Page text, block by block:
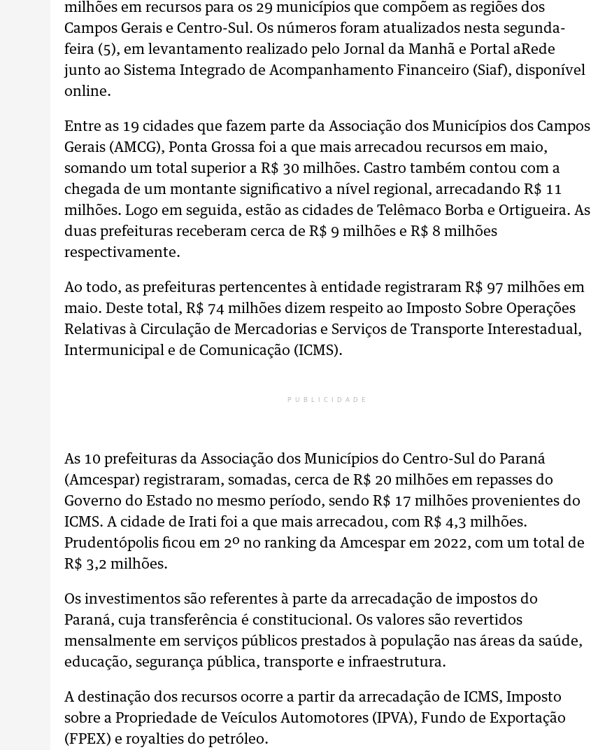
milhões em recursos para os 29 municípios que compõem as regiões dos
Campos Gerais e Centro-Sul. Os números foram atualizados nesta segunda-
feira (5), em levantamento realizado pelo Jornal da Manhã e Portal aRede
junto ao Sistema Integrado de Acompanhamento Financeiro (Siaf), disponível
online.
Entre as 19 cidades que fazem parte da Associação dos Municípios dos Campos
Gerais (AMCG), Ponta Grossa foi a que mais arrecadou recursos em maio,
somando um total superior a R$ 30 milhões. Castro também contou com a
chegada de um montante significativo a nível regional, arrecadando R$ 11
milhões. Logo em seguida, estão as cidades de Telêmaco Borba e Ortigueira. As
duas prefeituras receberam cerca de R$ 9 milhões e R$ 8 milhões
respectivamente.
Ao todo, as prefeituras pertencentes à entidade registraram R$ 97 milhões em
maio. Deste total, R$ 74 milhões dizem respeito ao Imposto Sobre Operações
Relativas à Circulação de Mercadorias e Serviços de Transporte Interestadual,
Intermunicipal e de Comunicação (ICMS).
PUBLICIDADE
As 10 prefeituras da Associação dos Municípios do Centro-Sul do Paraná
(Amcespar) registraram, somadas, cerca de R$ 20 milhões em repasses do
Governo do Estado no mesmo período, sendo R$ 17 milhões provenientes do
ICMS. A cidade de Irati foi a que mais arrecadou, com R$ 4,3 milhões.
Prudentópolis ficou em 2º no ranking da Amcespar em 2022, com um total de
R$ 3,2 milhões.
Os investimentos são referentes à parte da arrecadação de impostos do
Paraná, cuja transferência é constitucional. Os valores são revertidos
mensalmente em serviços públicos prestados à população nas áreas da saúde,
educação, segurança pública, transporte e infraestrutura.
A destinação dos recursos ocorre a partir da arrecadação de ICMS, Imposto
sobre a Propriedade de Veículos Automotores (IPVA), Fundo de Exportação
(FPEX) e royalties do petróleo.